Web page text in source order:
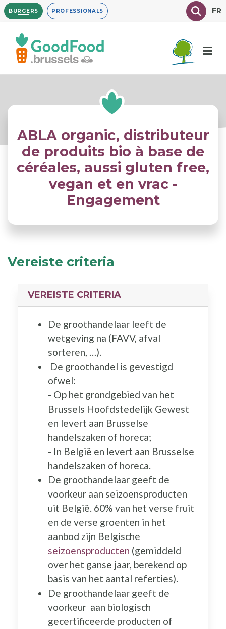
Overslaan
en
inhoud
gaan
BURGERS PROFESSIONALS TexteFR
ABLA organic, distributeur
de produits bio à base de
céréales, aussi gluten free,
vegan et en vrac -
Engagement
Vereiste criteria
VEREISTE CRITERIA
De groothandelaar leeft de
wetgeving na (FAVV, afval
sorteren, …).
De groothandel is gevestigd
ofwel:
- Op het grondgebied van het
Brussels Hoofdstedelijk Gewest
en levert aan Brusselse
handelszaken of horeca;
- In België en levert aan Brusselse
handelszaken of horeca.
De groothandelaar geeft de
voorkeur aan seizoensproducten
uit België. 60% van het verse fruit
en de verse groenten in het
aanbod zijn Belgische
seizoensproducten (gemiddeld
over het ganse jaar, berekend op
basis van het aantal referties).
De groothandelaar geeft de
voorkeur aan biologisch
gecertificeerde producten of